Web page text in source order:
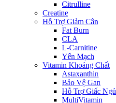
Citrulline
Creatine
Hỗ Trợ Giảm Cân
Fat Burn
CLA
L-Carnitine
Yến Mạch
Vitamin Khoáng Chất
Astaxanthin
Bảo Vệ Gan
Hỗ Trợ Giấc Ngủ
MultiVitamin